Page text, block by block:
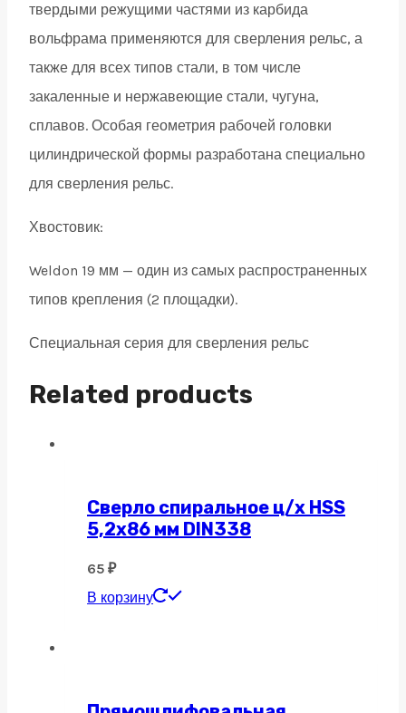
твердыми режущими частями из карбида
вольфрама применяются для сверления рельс, а
также для всех типов стали, в том числе
закаленные и нержавеющие стали, чугуна,
сплавов. Особая геометрия рабочей головки
цилиндрической формы разработана специально
для сверления рельс.
Хвостовик:
Weldon 19 мм — один из самых распространенных
типов крепления (2 площадки).
Специальная серия для сверления рельс
Related products
Сверло спиральное ц/х HSS
5,2х86 мм DIN338
65 ₽
В корзину